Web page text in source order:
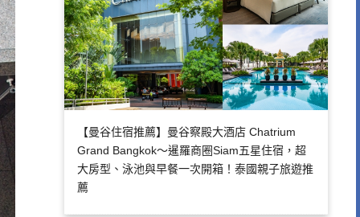
【曼谷住宿推薦】曼谷察殿大酒店 Chatrium
Grand Bangkok～暹羅商圈Siam五星住宿，超
大房型、泳池與早餐一次開箱！泰國親子旅遊推
薦